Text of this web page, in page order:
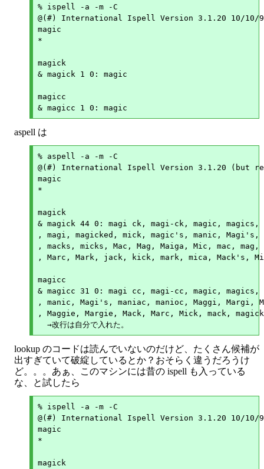
% ispell -a -m -C
@(#) International Ispell Version 3.1.20 10/10/
magic
*
magick
& magick 1 0: magic
magicc
aspell は
% aspell -a -m -C
@(#) International Ispell Version 3.1.20 (but
magic
*
magick
& magick 44 0: magi ck, magi-ck, magic, magics,
, magi, magicked, mick, magic's, manic, Magi's,
, macks, micks, Mac, Mag, Maiga, Mic, mac,
, Marc, Mark, jack, kick, mark, mica, Mack's,
magicc
& magicc 31 0: magi cc, magi-cc, magic, magics,
, manic, Magi's, maniac, manioc, Maggi, Margi,
, Maggie, Margie, Mack, Marc, Mick, mack,
lookup のコードは読んでいないのだけど、たくさん候補が
出すぎていて破綻しているとか？おそらく違うだろうけ
ど。。。あぁ、このマシンには昔の ispell も入っている
な、と試したら
% ispell -a -m -C
@(#) International Ispell Version 3.1.20 10/10/
magic
*
magick